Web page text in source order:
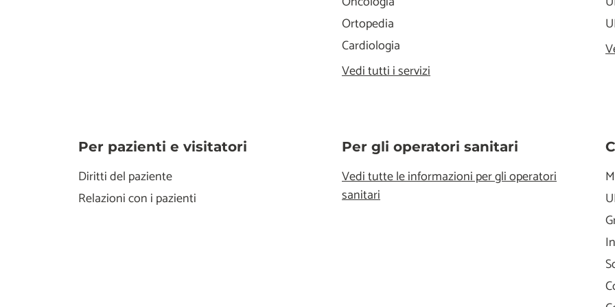
Ortopedia
Cardiologia
Vedi tutti i servizi
Per pazienti e visitatori
Diritti del paziente
Relazioni con i pazienti
Per gli operatori sanitari
Vedi tutte le informazioni per gli operatori
sanitari